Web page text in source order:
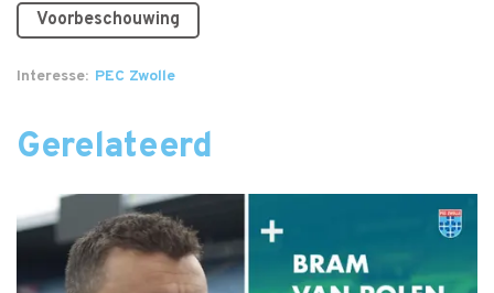
Voorbeschouwing
Interesse PEC Zwolle
Gerelateerd